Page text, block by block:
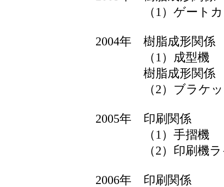
（1）ゲートカ
2004年 樹脂成形関係
（1）成型機
樹脂成形関係
（2）ブラケッ
2005年 印刷関係
（1）手摺機
（2）印刷機ラ
2006年 印刷関係